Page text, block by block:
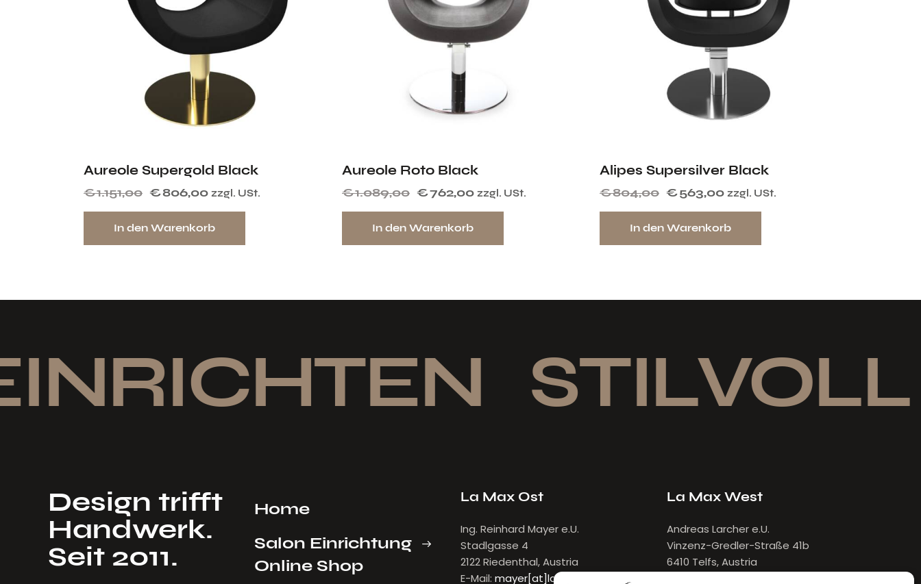
Aureole Supergold Black
€1.151,00 €806,00 zzgl. USt.
In den Warenkorb
Aureole Roto Black
€1.089,00 €762,00 zzgl. USt.
In den Warenkorb
Alipes Supersilver Black
€804,00 €563,00 zzgl. USt.
In den Warenkorb
STILVOLL
Design trifft
Handwerk.
Seit 2011.
Home
Salon Einrichtung
Online Shop
La Max Ost
Ing. Reinhard Mayer e.U.
Stadlgasse 4
2122 Riedenthal, Austria
E-Mail: mayer[at]lamax.at
La Max West
Andreas Larcher e.U.
Vinzenz-Gredler-Straße 41b
6410 Telfs, Austria